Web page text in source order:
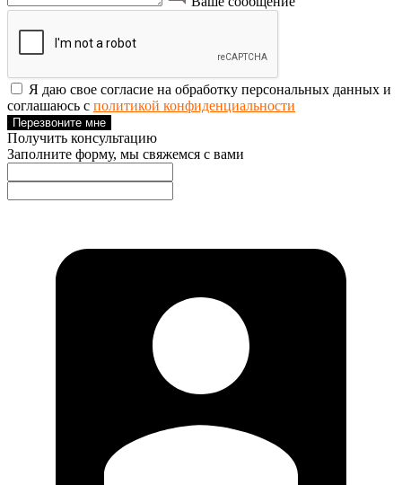
Я даю свое согласие на обработку персональных данных и
соглашаюсь с политикой конфиденциальности
Перезвоните мне
Получить консультацию
Заполните форму, мы свяжемся с вами